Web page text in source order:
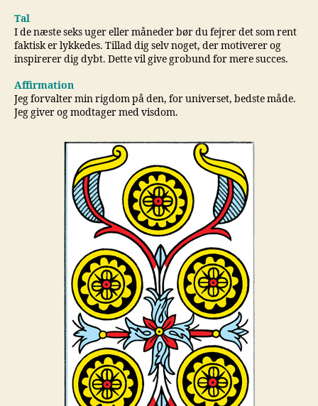
Tal
I de næste seks uger eller måneder bør du fejrer det som rent
faktisk er lykkedes. Tillad dig selv noget, der motiverer og
inspirerer dig dybt. Dette vil give grobund for mere succes.
Affirmation
Jeg forvalter min rigdom på den, for universet, bedste måde.
Jeg giver og modtager med visdom.